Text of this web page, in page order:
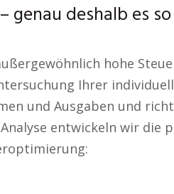
genau deshalb es so
hohe
Ihrer
und Ausgaben und
entwickeln wir die